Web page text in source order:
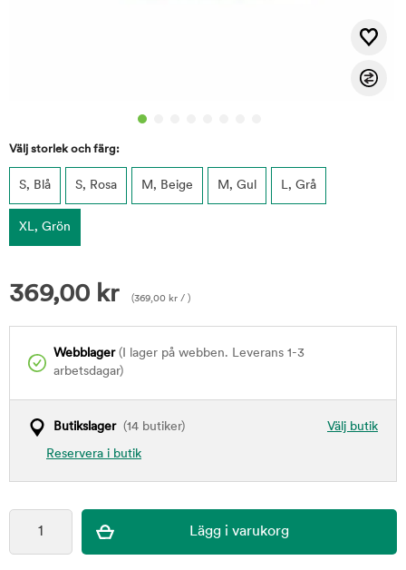
Välj storlek och färg:
S, Blå S, Rosa M, Beige M, Gul L, Grå
XL, Grön
369,00 kr (369,00 kr / )
Webblager(I lager på webben. Leverans 1-3
arbetsdagar)
Välj butik
Butikslager(14 butiker)
Reservera i butik